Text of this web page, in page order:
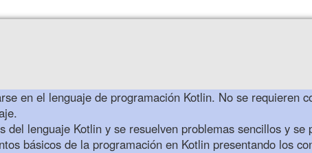
en el lenguaje de programación Kotlin. No se requieren
del lenguaje Kotlin y se resuelven problemas sencillos y se
básicos de la programación en Kotlin presentando los